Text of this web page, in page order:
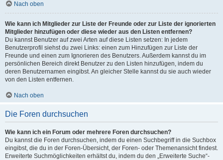
Nach oben
Wie kann ich Mitglieder zur Liste der Freunde oder zur Liste der ignorierten
Mitglieder hinzufügen oder diese wieder aus den Listen entfernen?
Du kannst Benutzer auf zwei Arten auf diese Listen setzen: In jedem
Benutzerprofil siehst du zwei Links: einen zum Hinzufügen zur Liste der
Freunde und einen zum Ignorieren des Benutzers. Außerdem kannst du im
persönlichen Bereich direkt Benutzer zu den Listen hinzufügen, indem du
deren Benutzernamen eingibst. An gleicher Stelle kannst du sie auch wieder
von den Listen entfernen.
Nach oben
Die Foren durchsuchen
Wie kann ich ein Forum oder mehrere Foren durchsuchen?
Du kannst die Foren durchsuchen, indem du einen Suchbegriff in die Suchbox
eingibst, die du in der Foren-Übersicht, der Foren- oder Themenansicht findest.
Erweiterte Suchmöglichkeiten erhältst du, indem du den „Erweiterte Suche“-